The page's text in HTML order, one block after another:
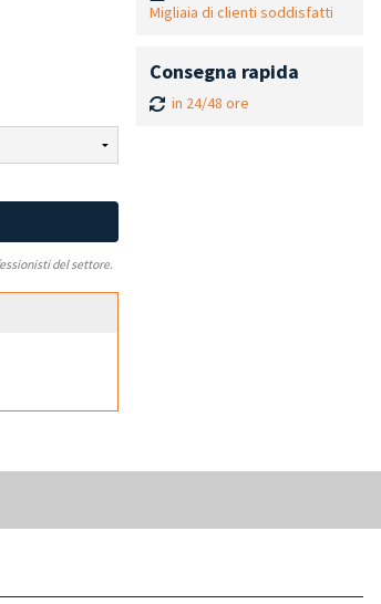
del settore.
Migliaia di clienti soddisfatti
Consegna rapida
in 24/48 ore